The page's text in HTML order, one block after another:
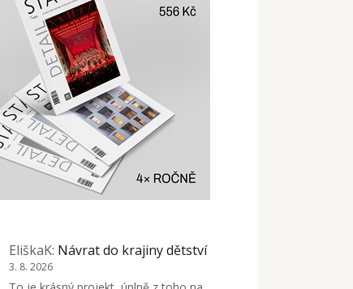
EliškaK: Návrat do krajiny dětství
3. 8. 2026